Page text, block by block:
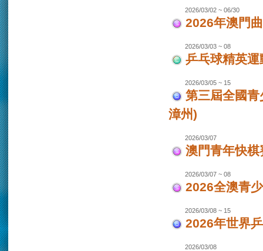
2026/03/02 ~ 06/30
2026年澳門
2026/03/03 ~ 08
乒乓球精英
2026/03/05 ~ 15
第三屆全國
漳州)
2026/03/07
澳門青年快棋
2026/03/07 ~ 08
2026全澳青
2026/03/08 ~ 15
2026年世界
2026/03/08